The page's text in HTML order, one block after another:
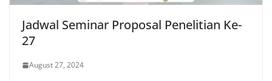
Jadwal Seminar Proposal Penelitian Ke-
27
August 27, 2024